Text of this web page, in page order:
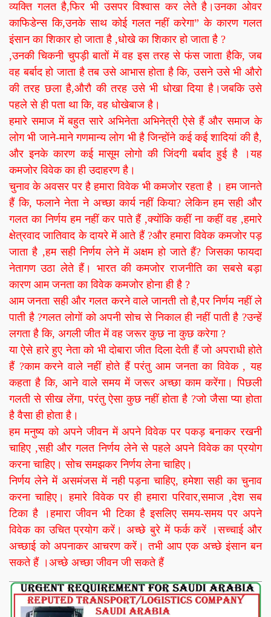
व्यक्ति गलत है,फिर भी उसपर विश्वास कर लेते है।उनका ओवर
काफिडेन्स कि,उनके साथ कोई गलत नहीं करेगा” के कारण गलत
इंसान का शिकार हो जाता है ,धोखे का शिकार हो जाता है ?
,उनकी चिकनी चुपड़ी बातों में वह इस तरह से फंस जाता हैकि, जब
वह बर्बाद हो जाता है तब उसे आभास होता है कि, उसने उसे भी औरो
की तरह छला है,औरौ की तरह उसे भी धोखा दिया है।जबकि उसे
पहले से ही पता था कि, वह धोखेबाज है।
हमारे समाज में बहुत सारे अभिनेता अभिनेत्री ऐसे हैं और समाज के
लोग भी जाने-माने गणमान्य लोग भी है जिन्होंने कई कई शादियां की है,
और इनके कारण कई मासूम लोगो की जिंदगी बर्बाद हुई है ।यह
कमजोर विवेक का ही उदाहरण है।
चुनाव के अवसर पर है हमारा विवेक भी कमजोर रहता है । हम जानते
हैं कि, फलाने नेता ने अच्छा कार्य नहीं किया? लेकिन हम सही और
गलत का निर्णय हम नहीं कर पाते हैं ,क्योंकि कहीं ना कहीं वह ,हमारे
क्षेत्रवाद जातिवाद के दायरे में आते हैं ?और हमारा विवेक कमजोर पड़
जाता है ,हम सही निर्णय लेने में अक्षम हो जाते हैं? जिसका फायदा
नेतागण उठा लेते हैं। भारत की कमजोर राजनीति का सबसे बड़ा
कारण आम जनता का विवेक कमजोर होना ही है ?
आम जनता सही और गलत करने वाले जानती तो है,पर निर्णय नहीं ले
पाती है ?गलत लोगों को अपनी सोच से निकाल ही नहीं पाती है ?उन्हें
लगता है कि, अगली जीत में वह जरूर कुछ ना कुछ करेगा ?
या ऐसे हारे हुए नेता को भी दोबारा जीत दिला देती हैं जो अपराधी होते
हैं ?काम करने वाले नहीं होते हैं परंतु आम जनता का विवेक , यह
कहता है कि, आने वाले समय में जरूर अच्छा काम करेंगा। पिछली
गलती से सीख लेंगा, परंतु ऐसा कुछ नहीं होता है ?जो जैसा प्या होता
है वैसा ही होता है।
हम मनुष्य को अपने जीवन में अपने विवेक पर पकड़ बनाकर रखनी
चाहिए ,सही और गलत निर्णय लेने से पहले अपने विवेक का प्रयोग
करना चाहिए। सोच समझकर निर्णय लेना चाहिए।
निर्णय लेने में असमंजस में नही पड़ना चाहिए, हमेशा सही का चुनाव
करना चाहिए। हमारे विवेक पर ही हमारा परिवार,समाज ,देश सब
टिका है ।हमारा जीवन भी टिका है इसलिए समय-समय पर अपने
विवेक का उचित प्रयोग करें। अच्छे बुरे में फर्क करें ।सच्चाई और
अच्छाई को अपनाकर आचरण करें। तभी आप एक अच्छे इंसान बन
सकते हैं ।अच्छे अच्छा जीवन जी सकते हैं